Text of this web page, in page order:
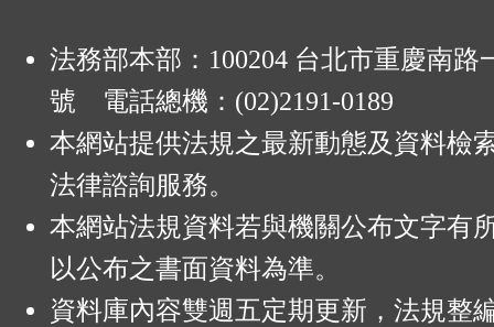
法務部本部：100204 台北市重慶南路
號 電話總機：(02)2191-0189
本網站提供法規之最新動態及資料檢
法律諮詢服務。
本網站法規資料若與機關公布文字有
以公布之書面資料為準。
資料庫內容雙週五定期更新，法規整